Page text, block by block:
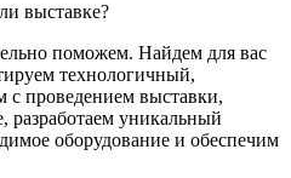
выставке?
поможем. Найдем для вас
технологичный,
проведением выставки,
уникальный
оборудование и обеспечим